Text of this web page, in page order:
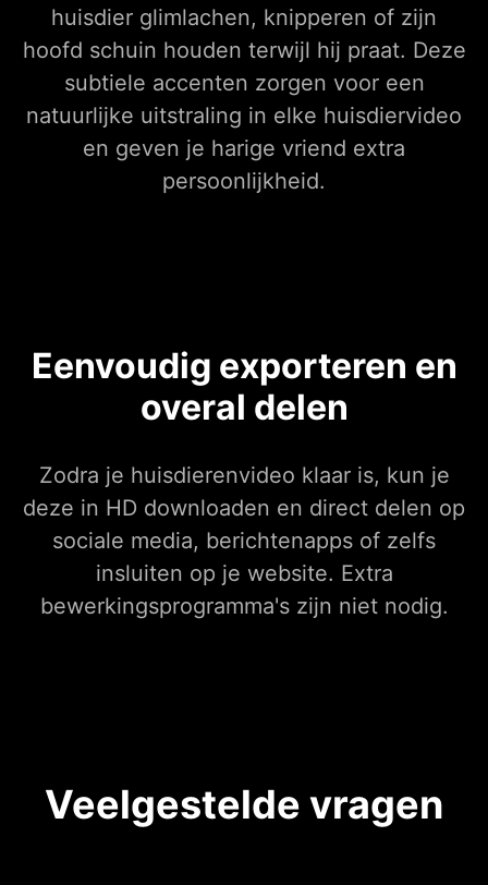
huisdier glimlachen, knipperen of zijn
hoofd schuin houden terwijl hij praat. Deze
subtiele accenten zorgen voor een
natuurlijke uitstraling in elke huisdiervideo
en geven je harige vriend extra
persoonlijkheid.
Eenvoudig exporteren en
overal delen
Zodra je huisdierenvideo klaar is, kun je
deze in HD downloaden en direct delen op
sociale media, berichtenapps of zelfs
insluiten op je website. Extra
bewerkingsprogramma's zijn niet nodig.
Veelgestelde vragen